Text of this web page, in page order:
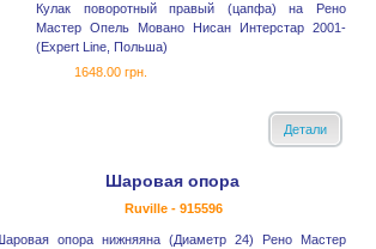
Кулак поворотный правый (цапфа) на Рено
Мастер Опель Мовано Нисан Интерстар 2001-
(Expert Line, Польша)
1648.00 грн.
Детали
Шаровая опора
Ruville - 915596
Шаровая опора нижняяна (Диаметр 24) Рено Мастер